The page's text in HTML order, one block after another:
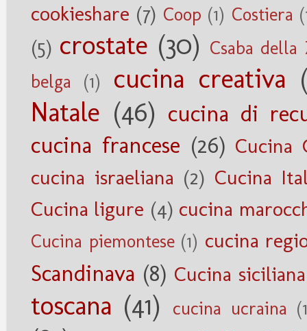
cookieshare (7) Coop (1) Costiera
(5) crostate (30) Csaba della
belga
(1) cucina creativa
Natale (46) cucina di
cucina francese (26) Cucina
cucina israeliana (2) Cucina
Cucina ligure (4) cucina
Cucina piemontese (1) cucina
Scandinava (8) Cucina siciliana
toscana (41) cucina ucraina